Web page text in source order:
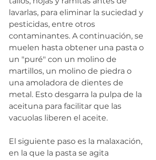
lavarlas, para eliminar la suciedad y
pesticidas, entre otros
contaminantes. A continuación, se
muelen hasta obtener una pasta o
un "puré" con un molino de
martillos, un molino de piedra o
una amoladora de dientes de
metal. Esto desgarra la pulpa de la
aceituna para facilitar que las
vacuolas liberen el aceite.
El siguiente paso es la malaxación,
en la que la pasta se agita